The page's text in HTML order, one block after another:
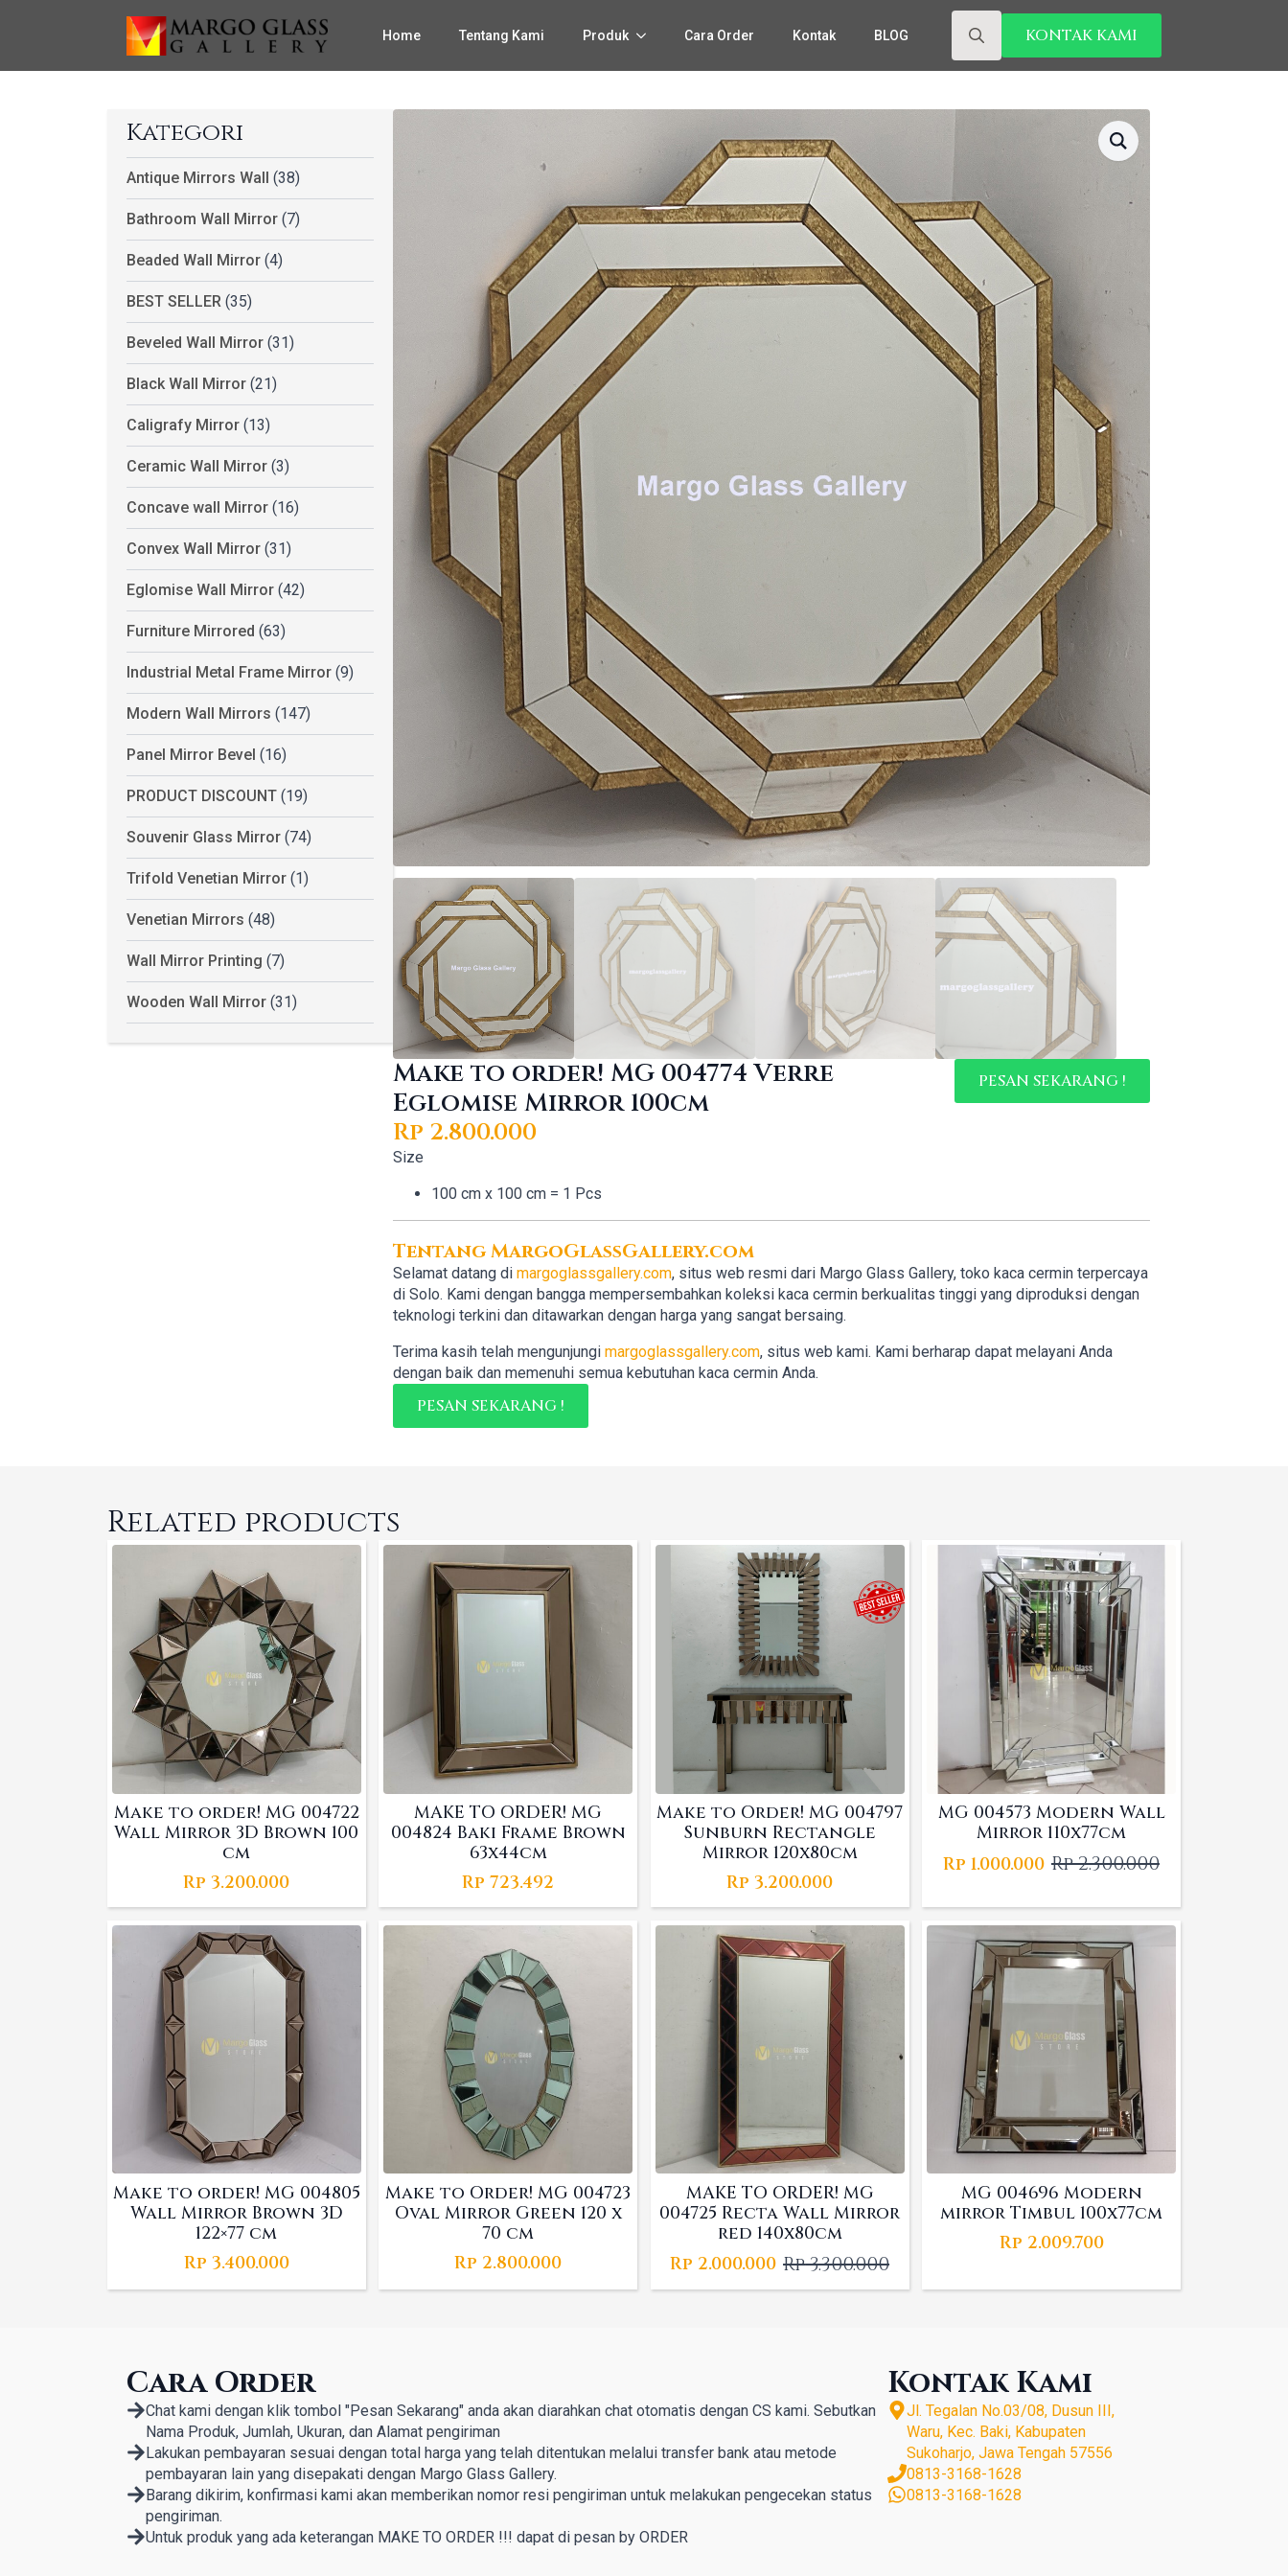
Home Tentang Kami Produk Cara Order Kontak BLOG
Search
KONTAK KAMI
Kategori
Antique Mirrors Wall (38)
Bathroom Wall Mirror (7)
Beaded Wall Mirror (4)
BEST SELLER (35)
Beveled Wall Mirror (31)
Black Wall Mirror (21)
Caligrafy Mirror (13)
Ceramic Wall Mirror (3)
Concave wall Mirror (16)
Convex Wall Mirror (31)
Eglomise Wall Mirror (42)
Furniture Mirrored (63)
Industrial Metal Frame Mirror (9)
Modern Wall Mirrors (147)
Panel Mirror Bevel (16)
PRODUCT DISCOUNT (19)
Souvenir Glass Mirror (74)
Trifold Venetian Mirror (1)
Venetian Mirrors (48)
Wall Mirror Printing (7)
Wooden Wall Mirror (31)
Make to order! MG 004774 Verre
Eglomise Mirror 100cm
Rp 2.800.000
Size
100 cm x 100 cm = 1 Pcs
PESAN SEKARANG !
Tentang MargoGlassGallery.com
Selamat datang di margoglassgallery.com, situs web resmi dari Margo Glass Gallery, toko kaca cermin terpercaya
di Solo. Kami dengan bangga mempersembahkan koleksi kaca cermin berkualitas tinggi yang diproduksi dengan
teknologi terkini dan ditawarkan dengan harga yang sangat bersaing.
Terima kasih telah mengunjungi margoglassgallery.com, situs web kami. Kami berharap dapat melayani Anda
dengan baik dan memenuhi semua kebutuhan kaca cermin Anda.
PESAN SEKARANG !
Related products
Make to order! MG 004722
Wall Mirror 3D Brown 100
cm
Rp 3.200.000
MAKE TO ORDER! MG
004824 Baki Frame Brown
63x44cm
Rp 723.492
Make to Order! MG 004797
Sunburn Rectangle
Mirror 120x80cm
Rp 3.200.000
MG 004573 Modern Wall
Mirror 110x77cm
Rp2.300.000
Original
was:
Rp 2.300.000.
Rp 1.000.000 Current
is:
Rp 1.000.000.
Make to order! MG 004805
Wall Mirror Brown 3D
122×77 cm
Rp 3.400.000
Make to Order! MG 004723
Oval Mirror Green 120 x
70 cm
Rp 2.800.000
MAKE TO ORDER! MG
004725 Recta Wall Mirror
red 140x80cm
Rp3.300.000
Original
price
Rp 2.000.000 Current
price
MG 004696 Modern
mirror Timbul 100x77cm
Rp 2.009.700
Cara Order
Chat kami dengan klik tombol "Pesan Sekarang" anda akan diarahkan chat otomatis dengan CS kami. Sebutkan
Nama Produk, Jumlah, Ukuran, dan Alamat pengiriman
Lakukan pembayaran sesuai dengan total harga yang telah ditentukan melalui transfer bank atau metode
pembayaran lain yang disepakati dengan Margo Glass Gallery.
Barang dikirim, konfirmasi kami akan memberikan nomor resi pengiriman untuk melakukan pengecekan status
pengiriman.
Untuk produk yang ada keterangan MAKE TO ORDER !!! dapat di pesan by ORDER
Kontak Kami
Jl. Tegalan No.03/08, Dusun III,
Waru, Kec. Baki, Kabupaten
Sukoharjo, Jawa Tengah 57556
0813-3168-1628
0813-3168-1628